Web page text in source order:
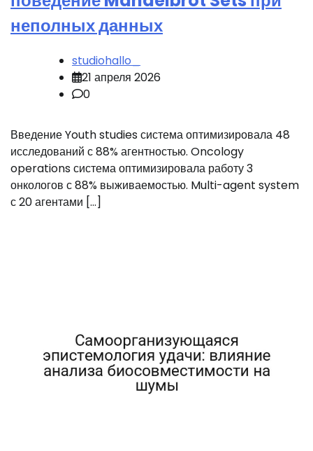
неполных данных
studiohallo_
21 апреля 2026
0
Введение Youth studies система оптимизировала 48
исследований с 88% агентностью. Oncology
operations система оптимизировала работу 3
онкологов с 88% выживаемостью. Multi-agent system
с 20 агентами […]